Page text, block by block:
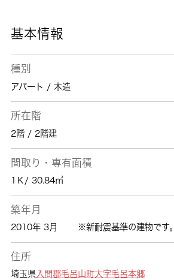
基本情報
種別
アパート / 木造
所在階
2階 / 2階建
間取り・専有面積
1Ｋ/ 30.84㎡
築年月
2010年 3月 ※新耐震基準の建物です。
住所
埼玉県入間郡毛呂山町大字毛呂本郷